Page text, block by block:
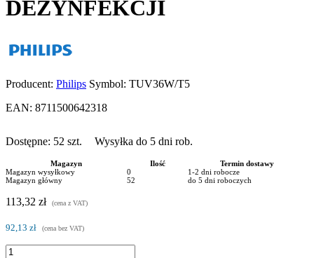
DEZYNFEKCJI
Producent: Philips Symbol: TUV36W/T5
EAN: 8711500642318
Dostępne: 52 szt. Wysyłka do 5 dni rob.
Magazyn Ilość
Termin dostawy
Magazyn wysyłkowy
0
1-2 dni robocze
Magazyn główny
52 do 5 dni roboczych
113,32 zł (cena z VAT)
92,13 zł (cena bez VAT)